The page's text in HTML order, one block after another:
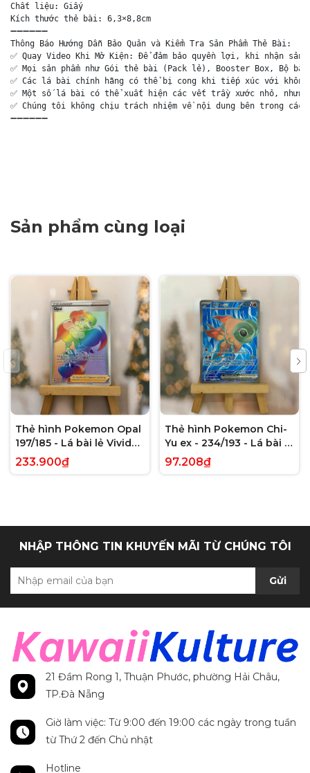
Chất liệu: Giấy
Kích thước thẻ bài: 6,3×8,8cm
➖➖➖➖➖➖
Thông Báo Hướng Dẫn Bảo Quản và Kiểm Tra Sản Phẩm Thẻ Bài:
✅ Quay Video Khi Mở Kiện: Để đảm bảo quyền lợi, khi nhận
✅ Mọi sản phẩm như Gói thẻ bài (Pack lẻ), Booster Box, Bộ
✅ Các lá bài chính hãng có thể bị cong khi tiếp xúc với
✅ Một số lá bài có thể xuất hiện các vết trầy xước nhỏ,
✅ Chúng tôi không chịu trách nhiệm về nội dung bên trong
➖➖➖➖➖➖
Sản phẩm cùng loại
Thẻ hình Pokemon Opal
197/185 - Lá bài lẻ Vivid
Voltage Hyper Rare tiếng
Anh chính hãng
233.900₫
Thẻ hình Pokemon Chi-
Yu ex - 234/193 - Lá bài lẻ
Paldea Evolved Full Art
Secret Rare tiếng Anh
97.208₫
NHẬP THÔNG TIN KHUYẾN MÃI TỪ CHÚNG TÔI
Gửi
21 Đầm Rong 1, Thuận Phước, phường Hải Châu,
TP.Đà Nẵng
Giờ làm việc: Từ 9:00 đến 19:00 các ngày trong tuần
từ Thứ 2 đến Chủ nhật
Hotline